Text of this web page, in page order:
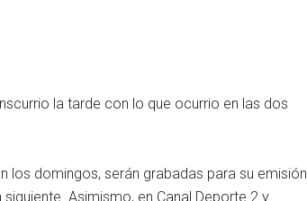
la tarde con lo que ocurrio en las dos
los domingos, serán grabadas para su emisión
Asimismo, en Canal Deporte 2 y